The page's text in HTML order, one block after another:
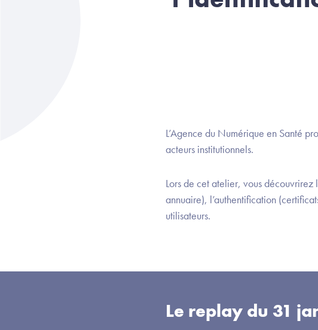
L’Agence du Numérique en Santé
acteurs institutionnels.
Lors de cet atelier, vous découvrirez
annuaire), l’authentification
utilisateurs.
Le replay du 31